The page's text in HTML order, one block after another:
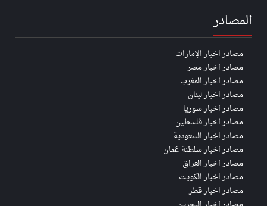
المصادر
مصادر اخبار الإمارات
مصادر اخبار مصر
مصادر اخبار المغرب
مصادر اخبار لبنان
مصادر اخبار سوريا
مصادر اخبار فلسطين
مصادر اخبار السعودية
مصادر اخبار سلطنة عُمان
مصادر اخبار العراق
مصادر اخبار الكويت
مصادر اخبار قطر